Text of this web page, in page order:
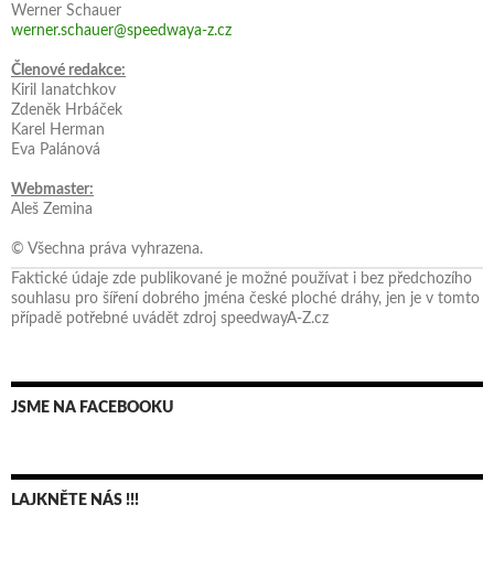
Werner Schauer
werner.schauer@speedwaya-z.cz
Členové redakce:
Kiril Ianatchkov
Zdeněk Hrbáček
Karel Herman
Eva Palánová
Webmaster:
Aleš Zemina
© Všechna práva vyhrazena.
Faktické údaje zde publikované je možné používat i bez předchozího
souhlasu pro šíření dobrého jména české ploché dráhy, jen je v tomto
případě potřebné uvádět zdroj speedwayA-Z.cz
JSME NA FACEBOOKU
LAJKNĚTE NÁS !!!